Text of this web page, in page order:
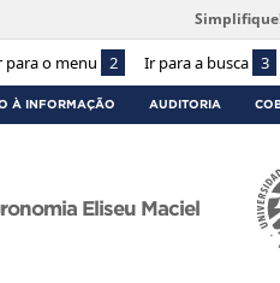
para o menu 2 Ir para a busca 3
À INFORMAÇÃO AUDITORIA
Eliseu Maciel